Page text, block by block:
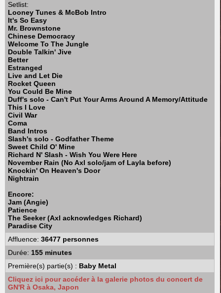
Setlist:
Looney Tunes & McBob Intro
It's So Easy
Mr. Brownstone
Chinese Democracy
Welcome To The Jungle
Double Talkin' Jive
Better
Estranged
Live and Let Die
Rocket Queen
You Could Be Mine
Duff's solo - Can't Put Your Arms Around A Memory/Attitude
This I Love
Civil War
Coma
Band Intros
Slash's solo - Godfather Theme
Sweet Child O' Mine
Richard N' Slash - Wish You Were Here
November Rain (No Axl solo/jam of Layla before)
Knockin' On Heaven's Door
Nightrain
Encore:
Jam (Angie)
Patience
The Seeker (Axl acknowledges Richard)
Paradise City
Affluence:36477 personnes
Durée: 155 minutes
Première(s) partie(s) : Baby Metal
Cliquez ici pour accéder à la galerie photos du concert de
GN'R à Osaka, Japon